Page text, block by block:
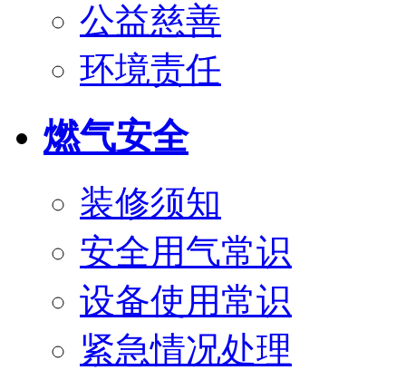
公益慈善
环境责任
燃气安全
装修须知
安全用气常识
设备使用常识
紧急情况处理